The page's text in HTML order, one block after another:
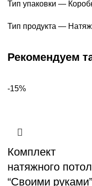
Тип упаковки —
Тип продукта —
Рекомендуем
-15%
Комплект
натяжного
“Своими руками”